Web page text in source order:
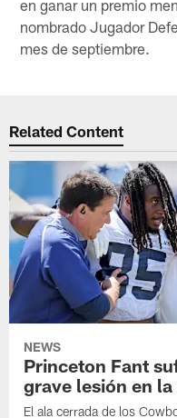
en ganar un premio
nombrado Jugador
mes de septiembre.
Related Content
NEWS
Princeton Fant
grave lesión en
El ala cerrada de los